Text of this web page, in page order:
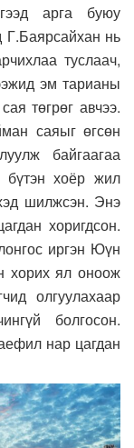
арга буюу
нь
туслаач,
эм тарианы
төгрөг авчээ.
саяыг өгсөн
байгаагаа
бүтэн хоёр жил
шилжсэн. Энэ
хоригдсон.
иргэн Юүн
хорих ял оноож
олгуулахаар
болгосон.
нар цагдан